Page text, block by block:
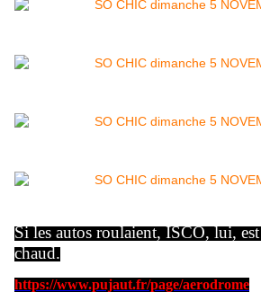
Si les autos roulaient, ISCO, lui,
chaud.
https://www.pujaut.fr/page/aerodrome